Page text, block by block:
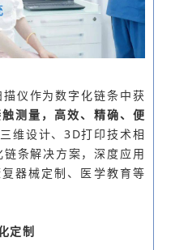
仪作为数字化链条中获
测量，高效、精确、便
维设计、3D打印技术相
条解决方案，深度应用
器械定制、医学教育等
定制